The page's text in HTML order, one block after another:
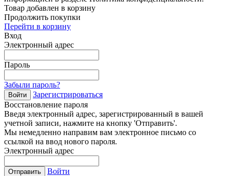
Товар добавлен в корзину
Продолжить покупки
Перейти в корзину
Вход
Электронный адрес
Пароль
Забыли пароль?
Войти
Зарегистрироваться
Восстановление пароля
Введя электронный адрес, зарегистрированный в вашей
учетной записи, нажмите на кнопку 'Отправить'.
Мы немедленно направим вам электронное письмо со
ссылкой на ввод нового пароля.
Электронный адрес
Отправить
Войти